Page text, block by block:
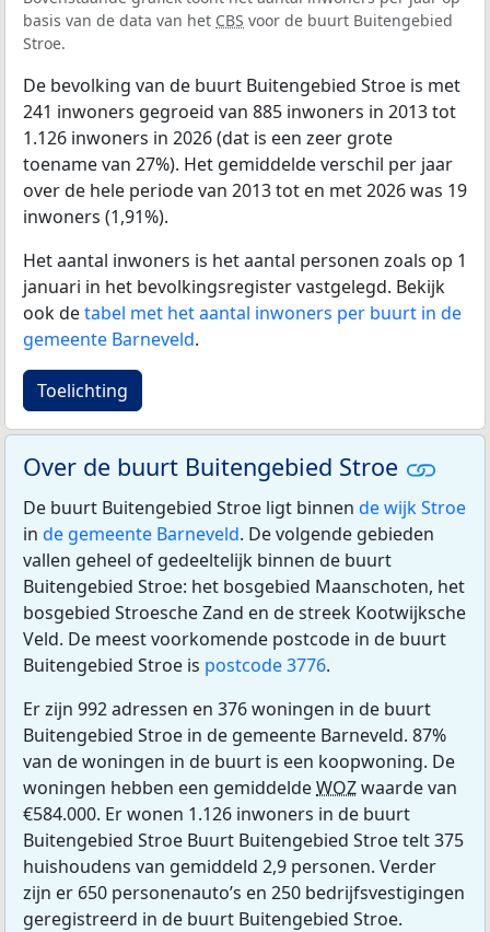
basis van de data van het CBS voor de buurt Buitengebied
Stroe.
De bevolking van de buurt Buitengebied Stroe is met
241 inwoners gegroeid van 885 inwoners in 2013 tot
1.126 inwoners in 2026 (dat is een zeer grote
toename van 27%). Het gemiddelde verschil per jaar
over de hele periode van 2013 tot en met 2026 was 19
inwoners (1,91%).
Het aantal inwoners is het aantal personen zoals op 1
januari in het bevolkingsregister vastgelegd. Bekijk
ook detabel met het aantal inwoners per buurt in de
gemeente Barneveld.
Toelichting
Over de buurt Buitengebied Stroe
De buurt Buitengebied Stroe ligt binnen de wijk Stroe
in de gemeente Barneveld. De volgende gebieden
vallen geheel of gedeeltelijk binnen de buurt
Buitengebied Stroe: het bosgebied Maanschoten, het
bosgebied Stroesche Zand en de streek Kootwijksche
Veld. De meest voorkomende postcode in de buurt
Buitengebied Stroe is postcode 3776.
Er zijn 992 adressen en 376 woningen in de buurt
Buitengebied Stroe in de gemeente Barneveld. 87%
van de woningen in de buurt is een koopwoning. De
woningen hebben een gemiddeldeWOZwaarde van
€584.000. Er wonen 1.126 inwoners in de buurt
Buitengebied Stroe Buurt Buitengebied Stroe telt 375
huishoudens van gemiddeld 2,9 personen. Verder
zijn er 650 personenauto’s en 250 bedrijfsvestigingen
geregistreerd in de buurt Buitengebied Stroe.